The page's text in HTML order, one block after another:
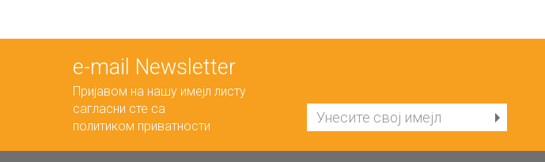
е-mail Newsletter
Пријавом на нашу имејл листу
сагласни сте са
политиком приватности